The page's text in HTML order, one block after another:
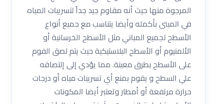
المرجوة منها حيث أنه مقاوم جيد جداً لتسريبات المياه
في المبنى بأكمله وأيضا يتناسب مع جميع أنواع
الأسطح لجميع المباني مثل الأسطح الخرسانية أو
الألمنيوم أو الأسطح البلاستيكية حيث يتم لصق الفوم
على الأسطح بطرق معينة. مما يؤدي إلى إلتصاقه
علي السطح و يقوم بمنع أي تسريبات مياه أو درجات
حرارة مرتفعة أو أمطار وتعتبر أيضا المكونات